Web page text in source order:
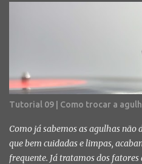
Tutorial 09 | Como trocar a
Como já sabemos as agulhas não
que bem cuidadas e limpas,
frequente. Já tratamos dos